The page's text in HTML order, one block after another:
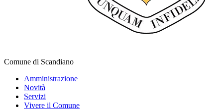
Comune di Scandiano
Amministrazione
Novità
Servizi
Vivere il Comune